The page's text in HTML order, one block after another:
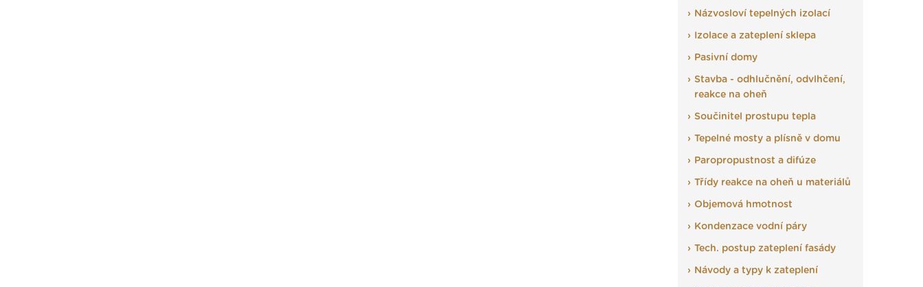
Názvosloví tepelných izolací
Izolace a zateplení sklepa
Pasivní domy
Stavba - odhlučnění, odvlhčení,
reakce na oheň
Součinitel prostupu tepla
Tepelné mosty a plísně v domu
Paropropustnost a difúze
Třídy reakce na oheň u materiálů
Objemová hmotnost
Kondenzace vodní páry
Tech. postup zateplení fasády
Návody a typy k zateplení